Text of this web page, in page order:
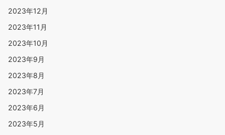
2023年12月
2023年11月
2023年10月
2023年9月
2023年8月
2023年7月
2023年6月
2023年5月